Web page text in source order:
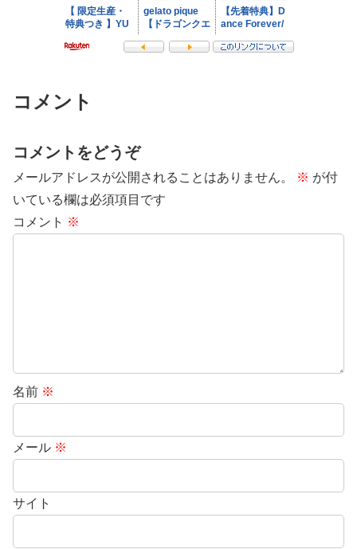
コメント
コメントをどうぞ
メールアドレスが公開されることはありません。 ※ が付
いている欄は必須項目です
コメント ※
名前 ※
メール ※
サイト